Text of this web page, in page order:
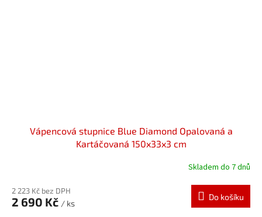
Vápencová stupnice Blue Diamond Opalovaná a
Kartáčovaná 150x33x3 cm
Skladem do 7 dnů
2 223 Kč bez DPH
2 690 Kč / ks
Do košíku